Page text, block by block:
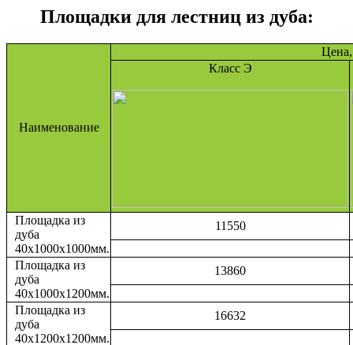
Площадки для лестниц из дуба:
Наименование
Класс Э
Площадка из
дуба
40х1000х1000мм.
11550
Площадка из
дуба
40х1000х1200мм.
13860
Площадка из
дуба
40х1200х1200мм.
16632